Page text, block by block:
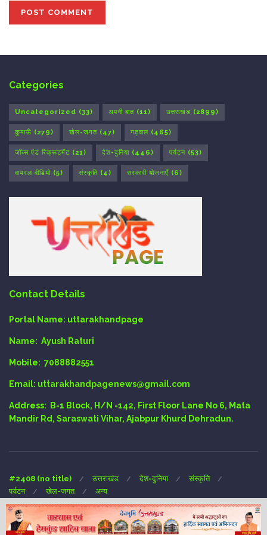
Categories
Uncategorized (33) अपनी बात (11) उत्तराखंड (2899)
कुमाऊँ (279) खेल-जगत (47) गढ़वाल (465)
जॉब्स एंड रिक्रूटमेंट (21) देश-दुनिया (446) पर्यटन (53)
वायरल वीडियो (5) संस्कृति (4) सरकारी योजनाएँ (6)
Contact Details
Portal Name: uttarakhandpage
Name: Ayush Raturi
Mobile: 7088882551
Email: uttarakhandpagenews@gmail.com
Address:
B-1 Block, H/N -142, First Floor Lane No 6, Mata
Mandir Rd, Saraswati Vihar, Ajabpur Khurd Dehradun.
#2408 (no title) उत्तराखंड देश-दुनिया
संस्कृति
पर्यटन
खेल-जगत अन्य
Copyright © 2024 UTTARAKHAND-PAGE